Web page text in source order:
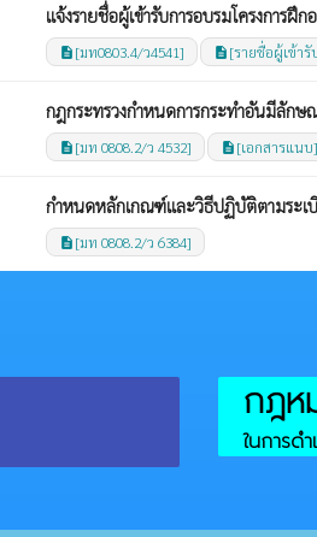
แจ้งรายชื่อผู้เข้ารับการอบรมโครงการ
description [มท0803.4/ว4541] description [รายชื่อผู้เข้ารั
กฎกระทรวงกำหนดการกระทำอันมีลักษ
description [มท 0808.2/ว 4532] description [เอกสารแนบ]
กำหนดหลักเกณฑ์และวิธีปฏิบัติตามระเ
description [มท 0808.2/ว 6384]
กฎห
ในการด